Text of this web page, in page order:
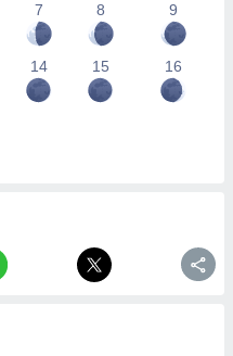
7
8 9
14 15 16